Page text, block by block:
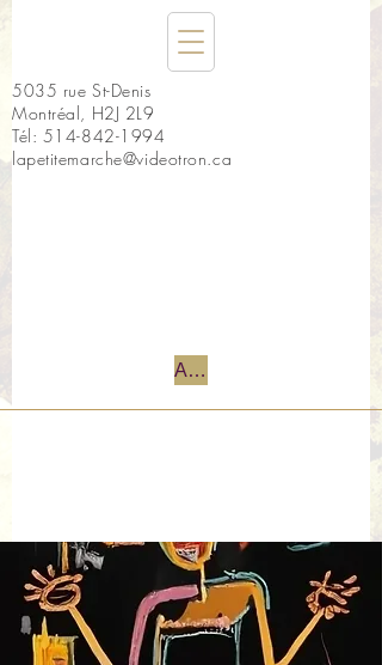
5035 rue St-Denis
Montréal, H2J 2L9
Tél: 514-842-1994
lapetitemarche@videotron.ca
Accueil